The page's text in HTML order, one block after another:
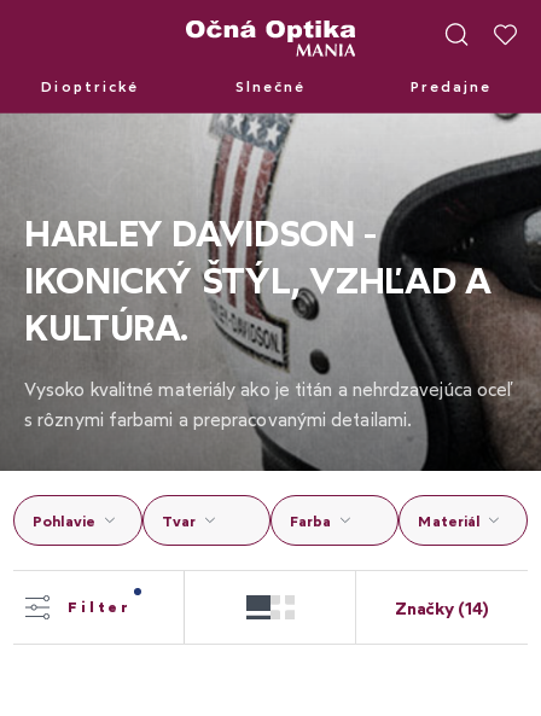
Dioptrické Slnečné Predajne
Dioptrické Slnečné Predajne
HARLEY DAVIDSON -
IKONICKÝ ŠTÝL, VZHĽAD A
KULTÚRA.
Vysoko kvalitné materiály ako je titán a nehrdzavejúca oceľ
s rôznymi farbami a prepracovanými detailami.
Pohlavie Tvar Farba Materiál
Filter Značky (14)